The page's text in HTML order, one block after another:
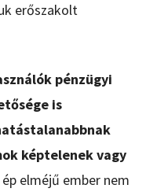
erőszakolt
pénzügyi
is
képtelenek vagy
elméjű ember nem